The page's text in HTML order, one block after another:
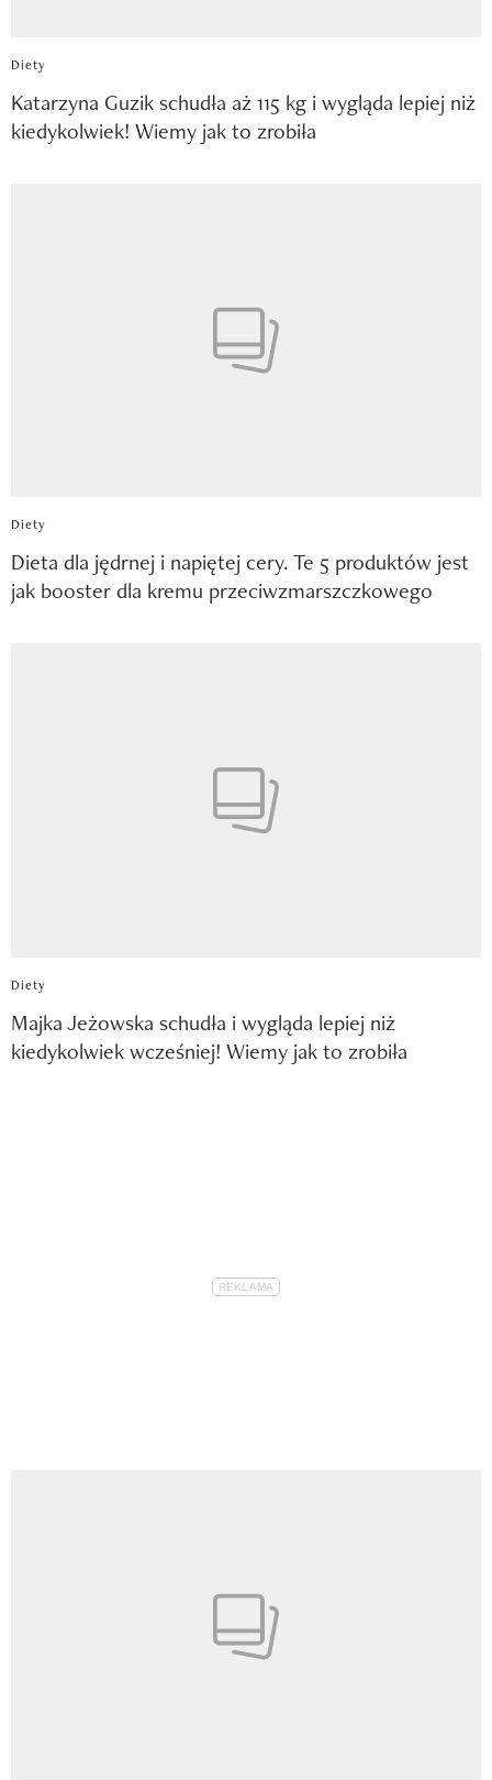
Diety
Katarzyna Guzik schudła aż 115 kg i wygląda lepiej niż
kiedykolwiek! Wiemy jak to zrobiła
Diety
Dieta dla jędrnej i napiętej cery. Te 5 produktów jest
jak booster dla kremu przeciwzmarszczkowego
Diety
Majka Jeżowska schudła i wygląda lepiej niż
kiedykolwiek wcześniej! Wiemy jak to zrobiła